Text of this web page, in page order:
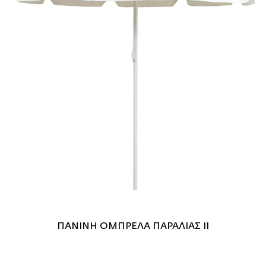
ΠΑΝΙΝΗ ΟΜΠΡΕΛΑ ΠΑΡΑΛΙΑΣ II